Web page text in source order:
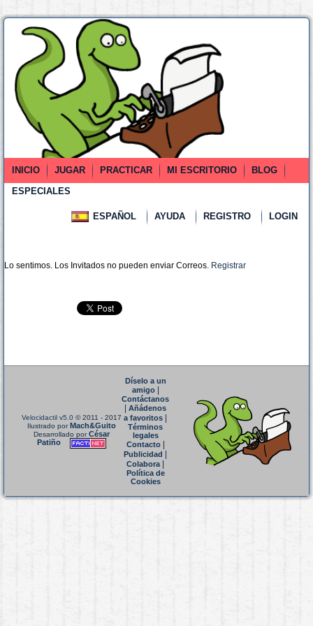
INICIO JUGAR PRACTICAR MI ESCRITORIO
BLOG
ESPECIALES
ESPAÑOL AYUDA REGISTRO LOGIN
Lo sentimos. Los Invitados no pueden enviar Correos. Registrar
Velocidactil v5.0 © 2011 - 2017
Ilustrado porMach&Guito
Desarrollado porCésar
Patiño
Díselo a un
amigo|
Contáctanos
Añádenos
a favoritos
Términos
legales
Contacto|
Publicidad
Colabora|
Política de
Cookies